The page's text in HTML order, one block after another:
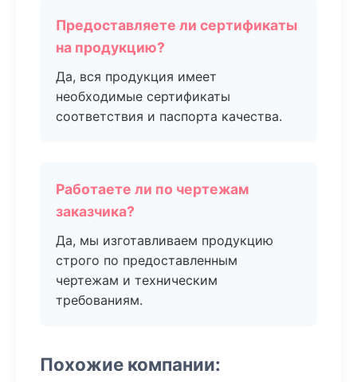
Предоставляете ли сертификаты
на продукцию?
Да, вся продукция имеет
необходимые сертификаты
соответствия и паспорта качества.
Работаете ли по чертежам
заказчика?
Да, мы изготавливаем продукцию
строго по предоставленным
чертежам и техническим
требованиям.
Похожие компании: